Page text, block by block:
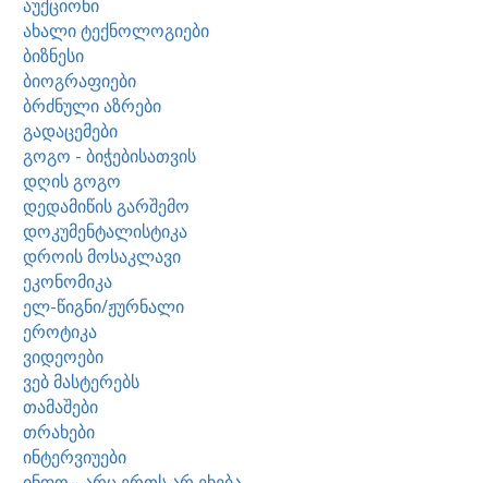
აუქციონი
ახალი ტექნოლოგიები
ბიზნესი
ბიოგრაფიები
ბრძნული აზრები
გადაცემები
გოგო - ბიჭებისათვის
დღის გოგო
დედამიწის გარშემო
დოკუმენტალისტიკა
დროის მოსაკლავი
ეკონომიკა
ელ-წიგნი/ჟურნალი
ეროტიკა
ვიდეოები
ვებ მასტერებს
თამაშები
თრახები
ინტერვიუები